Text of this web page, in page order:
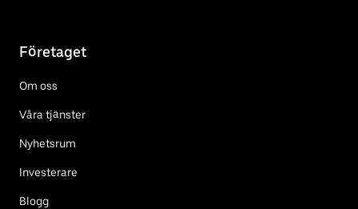
Företaget
Om oss
Våra tjänster
Nyhetsrum
Investerare
Blogg